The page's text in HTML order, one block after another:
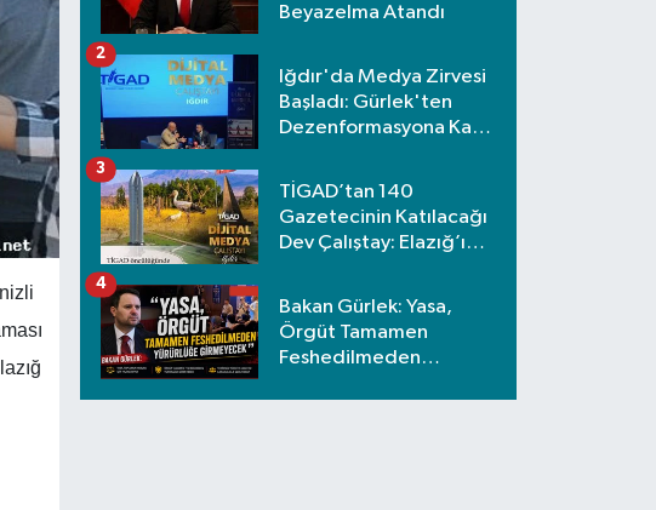
Beyazelma Atandı
Iğdır'da Medya Zirvesi
Başladı: Gürlek'ten
Dezenformasyona Karşı
2
TİGAD’tan 140
Gazetecinin Katılacağı
Dev Çalıştay: Elazığ’ı
3
Bakan Gürlek: Yasa,
Örgüt Tamamen
Feshedilmeden
4